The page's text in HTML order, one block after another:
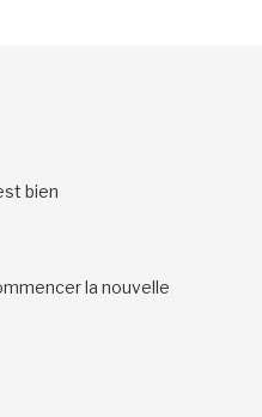
bien
la nouvelle